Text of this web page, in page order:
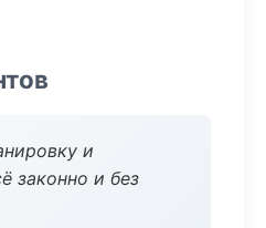
и
законно и без